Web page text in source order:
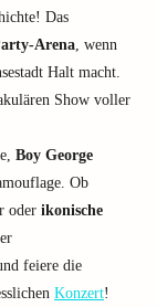
Das
Arena, wenn
Halt macht.
Show voller
Boy George
Ob
oder ikonische
feiere die
Konzert!